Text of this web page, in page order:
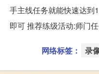
手主线任务就能快速达到
即可 推荐练级活动:师门
网络标签： 录